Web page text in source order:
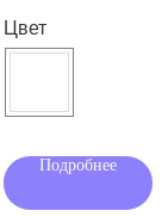
Цвет
Подробнее